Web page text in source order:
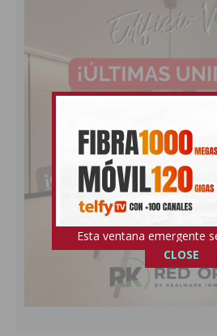
Esta ventana emergente
CLOSE